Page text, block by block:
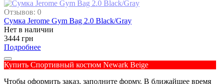
Отзывов: 0
Сумка Jerome Gym Bag 2.0 Black/Gray
Нет в наличии
3444 грн
Подробнее
Купить Спортивный костюм Newark Beige
Чтобы оформить заказ, заполните форму. В ближайшее время